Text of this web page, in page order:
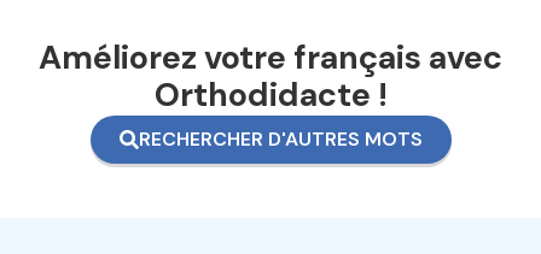
Améliorez votre français avec
Orthodidacte !
RECHERCHER D'AUTRES MOTS